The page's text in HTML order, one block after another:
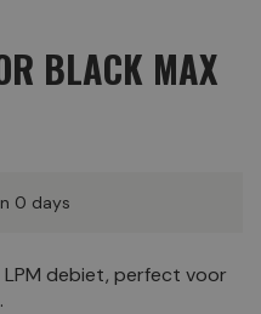
BLACK MAX
0 days
debiet, perfect voor